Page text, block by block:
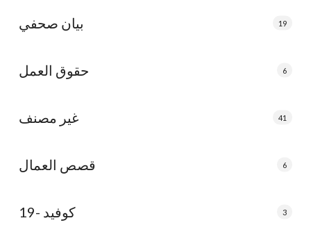
بيان صحفي 19
حقوق العمل 6
غير مصنف 41
قصص العمال 6
كوفيد -19 3